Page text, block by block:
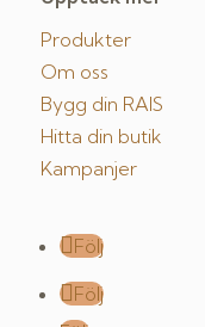
Produkter
Om oss
Bygg din RAIS
Hitta din butik
Kampanjer
Följ
Följ